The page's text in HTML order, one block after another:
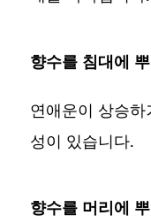
향수를 침대에
연애운이 상승
성이 있습니다.
향수를 머리에